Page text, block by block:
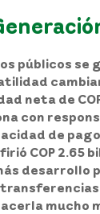
públicos se
neta de
con
de
COP
desarrollo
mucho